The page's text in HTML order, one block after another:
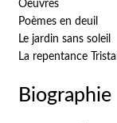
Oeuvres
Poèmes en deuil
Le jardin sans soleil
La repentance
Biographie